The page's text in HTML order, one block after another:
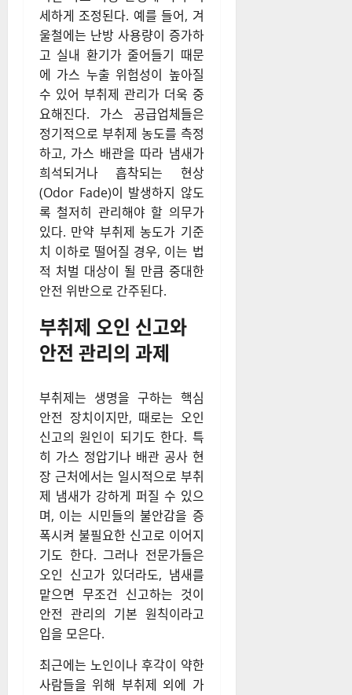
세하게 조정된다. 예를 들어, 겨
울철에는 난방 사용량이 증가하
고 실내 환기가 줄어들기 때문
에 가스 누출 위험성이 높아질
수 있어 부취제 관리가 더욱 중
요해진다. 가스 공급업체들은
정기적으로 부취제 농도를 측정
하고, 가스 배관을 따라 냄새가
희석되거나 흡착되는 현상
(Odor Fade)이 발생하지 않도
록 철저히 관리해야 할 의무가
있다. 만약 부취제 농도가 기준
치 이하로 떨어질 경우, 이는 법
적 처벌 대상이 될 만큼 중대한
안전 위반으로 간주된다.
부취제 오인 신고와
안전 관리의 과제
부취제는 생명을 구하는 핵심
안전 장치이지만, 때로는 오인
신고의 원인이 되기도 한다. 특
히 가스 정압기나 배관 공사 현
장 근처에서는 일시적으로 부취
제 냄새가 강하게 퍼질 수 있으
며, 이는 시민들의 불안감을 증
폭시켜 불필요한 신고로 이어지
기도 한다. 그러나 전문가들은
오인 신고가 있더라도, 냄새를
맡으면 무조건 신고하는 것이
안전 관리의 기본 원칙이라고
입을 모은다.
최근에는 노인이나 후각이 약한
사람들을 위해 부취제 외에 가